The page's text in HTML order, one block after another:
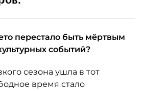
перестало быть мёртвым
событий?
сезона ушла в тот
время стало